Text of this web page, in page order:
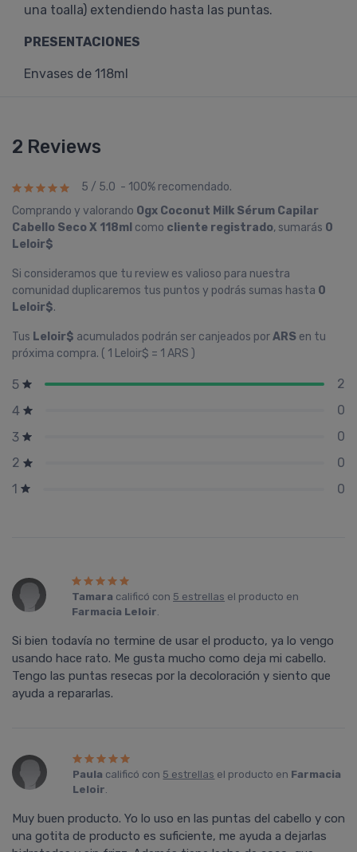
una toalla) extendiendo hasta las puntas.
PRESENTACIONES
Envases de 118ml
2 Reviews
5 / 5.0 - 100% recomendado.
Comprando y valorando Ogx Coconut Milk Sérum Capilar
Cabello Seco X 118ml como cliente registrado, sumarás 0
Leloir$
Si consideramos que tu review es valioso para nuestra
comunidad duplicaremos tus puntos y podrás sumas hasta 0
Leloir$.
Tus Leloir$ acumulados podrán ser canjeados porARS en tu
próxima compra. ( 1 Leloir$ = 1 ARS )
5
2
4
0
3
0
2
0
1
0
Tamara calificó con 5 estrellas el producto en
Farmacia Leloir.
Si bien todavía no termine de usar el producto, ya lo vengo
usando hace rato. Me gusta mucho como deja mi cabello.
Tengo las puntas resecas por la decoloración y siento que
ayuda a repararlas.
Paula calificó con 5 estrellas el producto en Farmacia
Leloir.
Muy buen producto. Yo lo uso en las puntas del cabello y con
una gotita de producto es suficiente, me ayuda a dejarlas